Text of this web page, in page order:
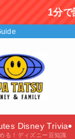
読める！ディズ
（あやたつファ
Disney Trivia
る！ディズニー豆知識